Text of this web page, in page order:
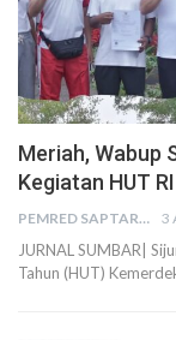
Meriah, Wabup
Kegiatan HUT
PEMRED SAPTARIUS 3
JURNAL SUMBAR|
Tahun (HUT)